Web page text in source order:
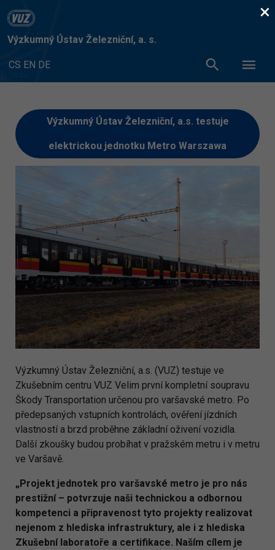
Výzkumný Ústav Železniční, a. s.
CS EN DE
Výzkumný Ústav Železniční, a.s. testuje
elektrickou jednotku Metro Warszawa
Výzkumný Ústav Železniční, a.s. (VUZ) testuje ve
Zkušebním centru VUZ Velim první kompletní soupravu
Škody Transportation určenou pro varšavské metro. Po
předepsaných vstupních kontrolách, ověření jízdních
vlastností a brzd proběhne základní oživení vozidla.
Další zkoušky budou probíhat v pražském metru i v metru
ve Varšavě.
„Projekt jednotek pro varšavské metro je pro nás
prestižní – potvrzuje naši technickou a odbornou
kompetenci a připravenost tyto projekty realizovat
nejenom z hlediska infrastruktury, ale i z hlediska
Zkušební laboratoře a certifikace. Naším cílem je
×